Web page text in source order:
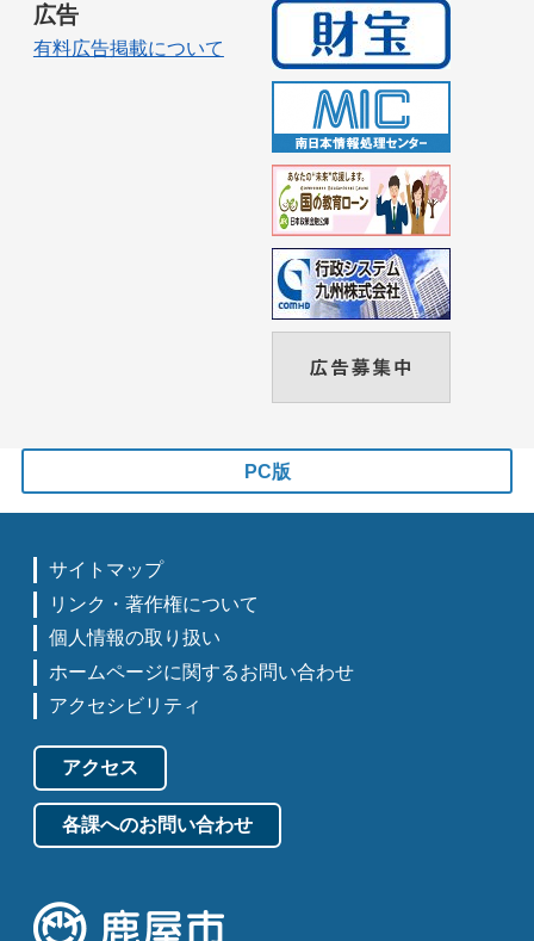
広告
有料広告掲載について
PC版
サイトマップ
リンク・著作権について
個人情報の取り扱い
ホームページに関するお問い合わせ
アクセシビリティ
アクセス
各課へのお問い合わせ